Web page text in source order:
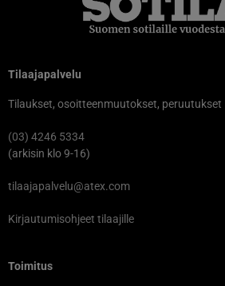
Tilaajapalvelu
Tilaukset, osoitteenmuutokset, peruutukset
(03) 4246 5334
(arkisin klo 9-16)
tilaajapalvelu@atex.com
Kirjautumisohjeet tilaajille
Toimitus